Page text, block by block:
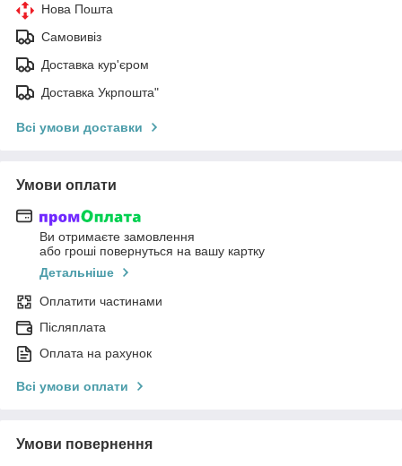
Нова Пошта
Самовивіз
Доставка кур'єром
Доставка Укрпошта"
Всі умови доставки
Умови оплати
Ви отримаєте замовлення
або гроші повернуться на вашу картку
Детальніше
Оплатити частинами
Післяплата
Оплата на рахунок
Всі умови оплати
Умови повернення